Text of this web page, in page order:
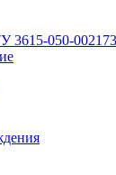
3615-050-